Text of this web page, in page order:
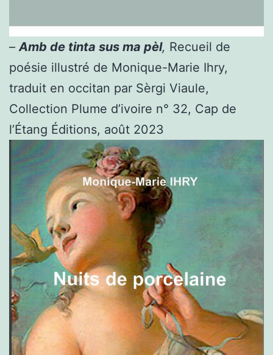
– Amb de tinta sus ma pèl, Recueil de
poésie illustré de Monique-Marie Ihry,
traduit en occitan par Sèrgi Viaule,
Collection Plume d’ivoire n° 32, Cap de
l’Étang Éditions, août 2023